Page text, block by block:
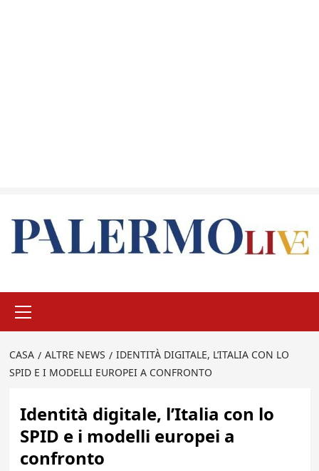
principale
CASA ALTRE NEWS
IDENTITÀ DIGITALE, L’ITALIA CON LO
SPID E I MODELLI EUROPEI A CONFRONTO
Identità digitale, l’Italia con lo
SPID e i modelli europei a
confronto